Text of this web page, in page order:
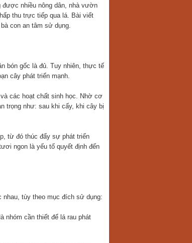
được nhiều nông dân, nhà vườn
thu trực tiếp qua lá. Bài viết
con an tâm sử dụng.
bón gốc là đủ. Tuy nhiên, thực tế
cây phát triển mạnh.
các hoạt chất sinh học. Nhờ cơ
trọng như: sau khi cấy, khi cây bị
từ đó thúc đẩy sự phát triển
ngon là yếu tố quyết định đến
nhau, tùy theo mục đích sử dụng:
nhóm cần thiết để lá rau phát